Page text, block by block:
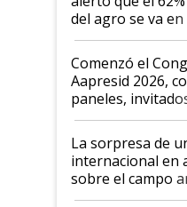
del agro se va en
"No es bueno
Argentina se
las mismas cosas
años"
Comenzó el
Aapresid 2026,
paneles,
todas las
La sorpresa de
internacional en
sobre el campo
"Estoy muy